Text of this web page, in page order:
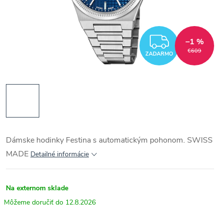
ZADARMO €609
–1 %
Dámske hodinky Festina s automatickým pohonom. SWISS
MADE Detailné informácie
Na externom sklade
12.8.2026